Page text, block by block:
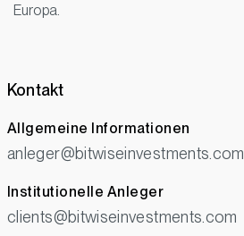
Europa.
Kontakt
Allgemeine Informationen
anleger@bitwiseinvestments.com
Institutionelle Anleger
clients@bitwiseinvestments.com